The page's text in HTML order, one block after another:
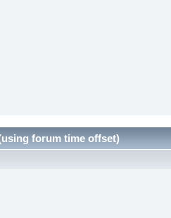
forum time offset)